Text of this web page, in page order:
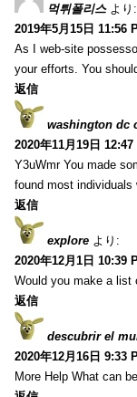
먹튀폴리스 より:
2019年5月15日 11:56
As I web-site
your efforts. You
返信
washington dc
2020年11月19日 12:47
Y3uWmr You made
found most individuals
返信
explore より:
2020年12月1日 10:39
Would you make a list
返信
descubrir el
2020年12月16日 9:33
More Help What can